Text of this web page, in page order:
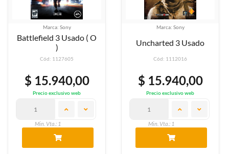
Marca: Sony
Battlefield 3 Usado ( O
)
Cód: 1127605
$ 15.940,00
Precio exclusivo web
Min. Vta.: 1
Marca: Sony
Uncharted 3 Usado
Cód: 1112016
$ 15.940,00
Precio exclusivo web
Min. Vta.: 1